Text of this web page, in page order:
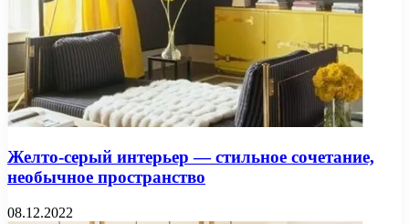
Желто-серый интерьер — стильное сочетание,
необычное пространство
08.12.2022